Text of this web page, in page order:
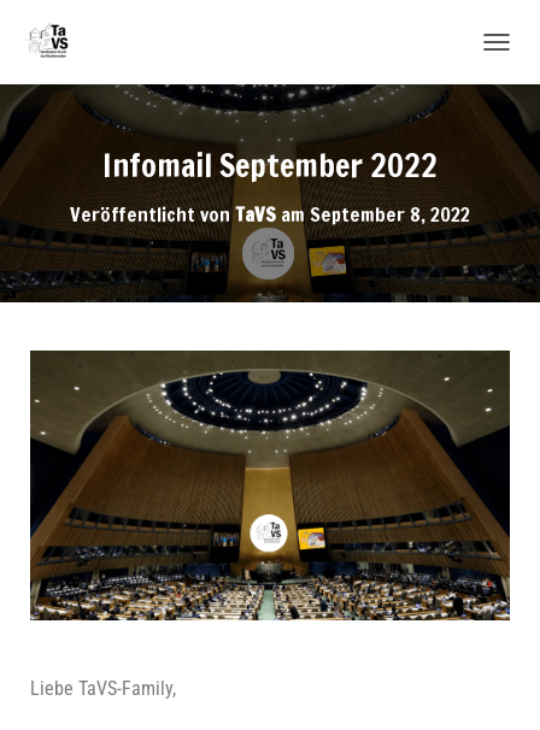
A
O
N
U
L
Infomail September 2022
Veröffentlicht von TaVS amSeptember 8, 2022
Lie­be TaVS-Family,